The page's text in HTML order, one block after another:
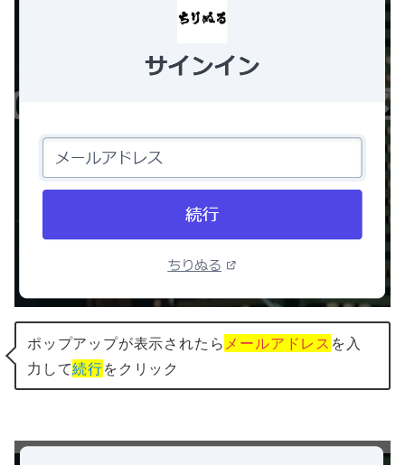
ポップアップが表示されたら メールアドレス を入
力して続行をクリック